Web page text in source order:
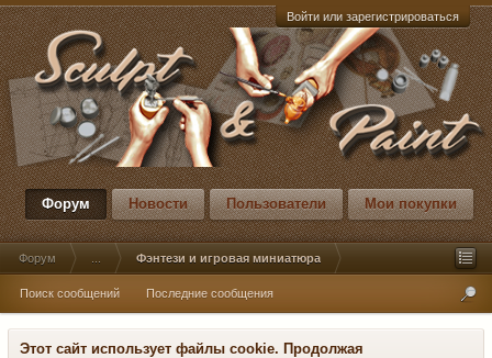
Войти или зарегистрироваться
Форум Новости Пользователи Мои покупки
Форум Фэнтези и игровая миниатюра
Поиск сообщений Последние сообщения
Этот сайт использует файлы cookie. Продолжая